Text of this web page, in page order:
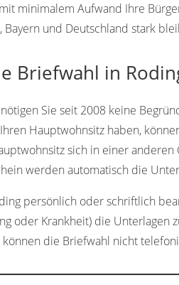
minimalem Aufwand Ihre
und Deutschland stark
Briefwahl in
Sie seit 2008 keine
Hauptwohnsitz haben,
sich in einer
werden automatisch die
persönlich oder schriftlich
oder Krankheit) die Unterlagen
die Briefwahl nicht